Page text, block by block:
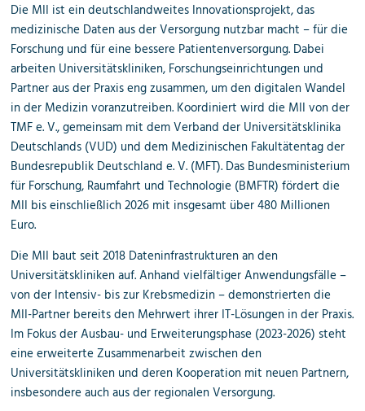
Die MII ist ein deutschlandweites Innovationsprojekt, das
medizinische Daten aus der Versorgung nutzbar macht – für die
Forschung und für eine bessere Patientenversorgung. Dabei
arbeiten Universitätskliniken, Forschungseinrichtungen und
Partner aus der Praxis eng zusammen, um den digitalen Wandel
in der Medizin voranzutreiben. Koordiniert wird die MII von der
TMF e. V., gemeinsam mit dem Verband der Universitätsklinika
Deutschlands (VUD) und dem Medizinischen Fakultätentag der
Bundesrepublik Deutschland e. V. (MFT). Das Bundesministerium
für Forschung, Raumfahrt und Technologie (BMFTR) fördert die
MII bis einschließlich 2026 mit insgesamt über 480 Millionen
Euro.
Die MII baut seit 2018 Dateninfrastrukturen an den
Universitätskliniken auf. Anhand vielfältiger Anwendungsfälle –
von der Intensiv- bis zur Krebsmedizin – demonstrierten die
MII-Partner bereits den Mehrwert ihrer IT-Lösungen in der Praxis.
Im Fokus der Ausbau- und Erweiterungsphase (2023-2026) steht
eine erweiterte Zusammenarbeit zwischen den
Universitätskliniken und deren Kooperation mit neuen Partnern,
insbesondere auch aus der regionalen Versorgung.